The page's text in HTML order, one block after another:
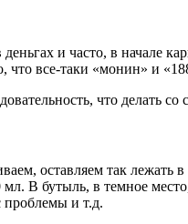
и часто, в начале
что все-таки «монин» и
что делать со
оставляем так
В бутыль, в темное
проблемы и т.д.